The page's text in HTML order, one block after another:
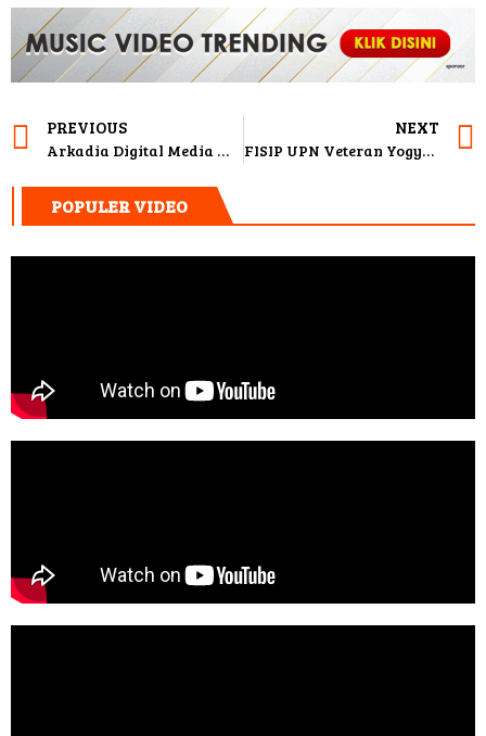
PREVIOUS
Arkadia Digital Media Maksimalkan Produk dan Layanan Baru
NEXT
FISIP UPN Veteran Yogyakarta Perkuat Tata Kelola dan Kualitas Layanan
POPULER VIDEO